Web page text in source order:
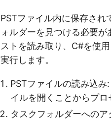
PSTファイル内に保存さ
ォルダーを見つける必要
ストを読み取り、C#を使
実行します。
PSTファイルの読み込み:
イルを開くことからプロ
タスクフォルダーへのア